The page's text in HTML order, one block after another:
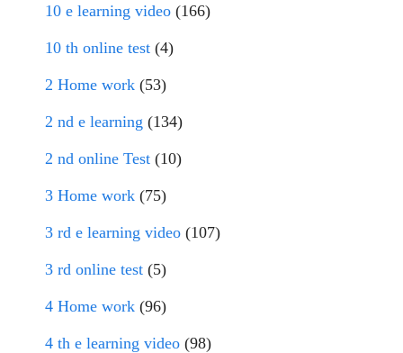
10 e learning video (166)
10 th online test (4)
2 Home work (53)
2 nd e learning (134)
2 nd online Test (10)
3 Home work (75)
3 rd e learning video (107)
3 rd online test (5)
4 Home work (96)
4 th e learning video (98)